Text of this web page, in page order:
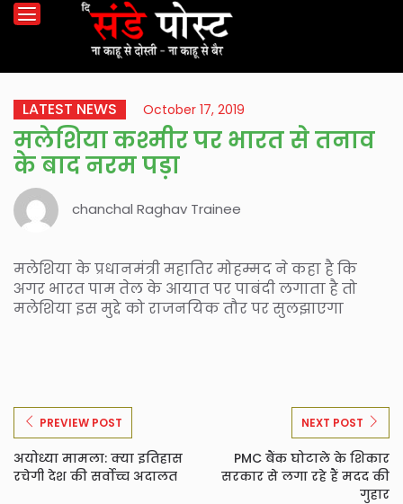
LATEST NEWS October 17, 2019
मलेशिया कश्मीर पर भारत से तनाव
के बाद नरम पड़ा
chanchal Raghav Trainee
मलेशिया के प्रधानमंत्री महातिर मोहम्मद ने कहा है कि
अगर भारत पाम तेल के आयात पर पाबंदी लगाता है तो
मलेशिया इस मुद्दे को राजनयिक तौर पर सुलझाएगा
PREVIEW POST
अयोध्या मामला: क्या इतिहास
रचेगी देश की सर्वोच्च अदालत
NEXT POST
PMC बैंक घोटाले के शिकार
सरकार से लगा रहे हैं मदद की
गुहार